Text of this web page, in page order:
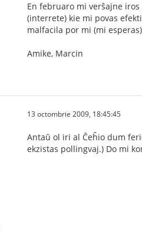
En februaro mi verŝajne
(interrete) kie mi povas
malfacila por mi (mi esperas)
Amike, Marcin
13 octombrie 2009, 18:45:45
Antaŭ ol iri al Ĉeĥio dum
ekzistas pollingvaj.) Do mi